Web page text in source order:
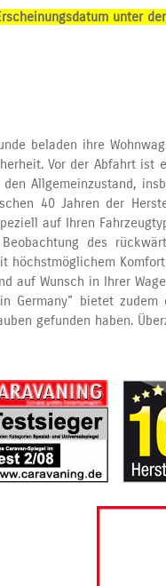
unter
beladen ihre
Vor der Abfahrt ist
Allgemeinzustand,
40 Jahren der
auf Ihren
des
höchstmöglichem
auf Wunsch in Ihrer
Germany" bietet
gefunden haben.